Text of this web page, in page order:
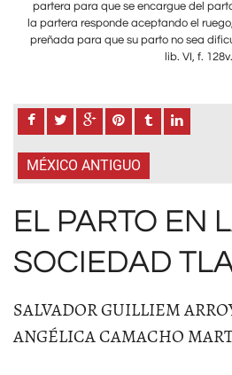
partera para que se encargue del
la partera responde aceptando el
preñada para que su parto no sea
lib. VI, f. 128v.
MÉXICO ANTIGUO
EL PARTO EN
SOCIEDAD
SALVADOR GUILLIEM
ANGÉLICA CAMACHO